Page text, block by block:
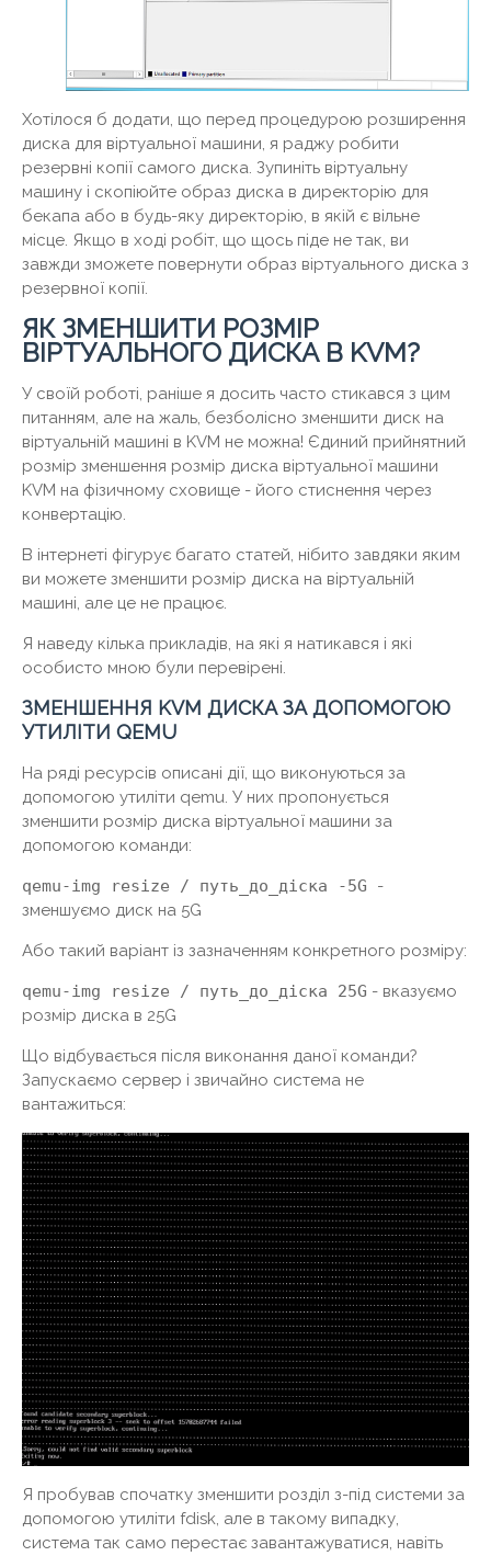
Хотілося б додати, що перед процедурою розширення
диска для віртуальної машини, я раджу робити
резервні копії самого диска. Зупиніть віртуальну
машину і скопіюйте образ диска в директорію для
бекапа або в будь-яку директорію, в якій є вільне
місце. Якщо в ході робіт, що щось піде не так, ви
завжди зможете повернути образ віртуального диска з
резервної копії.
ЯК ЗМЕНШИТИ РОЗМІР
ВІРТУАЛЬНОГО ДИСКА В KVM?
У своїй роботі, раніше я досить часто стикався з цим
питанням, але на жаль, безболісно зменшити диск на
віртуальній машині в KVM не можна! Єдиний прийнятний
розмір зменшення розмір диска віртуальної машини
KVM на фізичному сховище - його стиснення через
конвертацію.
В інтернеті фігурує багато статей, нібито завдяки яким
ви можете зменшити розмір диска на віртуальній
машині, але це не працює.
Я наведу кілька прикладів, на які я натикався і які
особисто мною були перевірені.
ЗМЕНШЕННЯ KVM ДИСКА ЗА ДОПОМОГОЮ
УТИЛІТИ QEMU
На ряді ресурсів описані дії, що виконуються за
допомогою утиліти qemu. У них пропонується
зменшити розмір диска віртуальної машини за
допомогою команди:
qemu-img resize / путь_до_діска -5G -
зменшуємо диск на 5G
Або такий варіант із зазначенням конкретного розміру:
qemu-img resize / путь_до_діска 25G - вказуємо
розмір диска в 25G
Що відбувається після виконання даної команди?
Запускаємо сервер і звичайно система не
вантажиться:
Я пробував спочатку зменшити розділ з-під системи за
допомогою утиліти fdisk, але в такому випадку,
система так само перестає завантажуватися, навіть